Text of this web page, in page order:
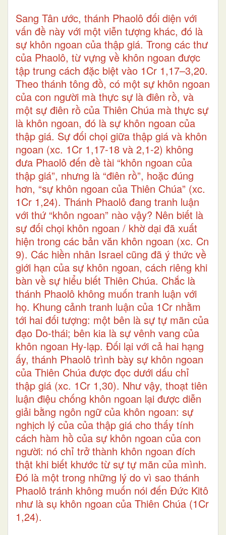
Sang Tân ước, thánh Phaolô đối diện với
vấn đề này với một viễn tượng khác, đó là
sự khôn ngoan của thập giá. Trong các thư
của Phaolô, từ vựng về khôn ngoan được
tập trung cách đặc biệt vào 1Cr 1,17–3,20.
Theo thánh tông đồ, có một sự khôn ngoan
của con người mà thực sự là điên rồ, và
một sự điên rồ của Thiên Chúa mà thực sự
là khôn ngoan, đó là sự khôn ngoan của
thập giá. Sự đối chọi giữa thập giá và khôn
ngoan (xc. 1Cr 1,17-18 và 2,1-2) không
đưa Phaolô đến đề tài “khôn ngoan của
thập giá”, nhưng là “điên rồ”, hoặc đúng
hơn, “sự khôn ngoan của Thiên Chúa” (xc.
1Cr 1,24). Thánh Phaolô đang tranh luận
với thứ “khôn ngoan” nào vậy? Nên biết là
sự đối chọi khôn ngoan / khờ dại đã xuất
hiện trong các bản văn khôn ngoan (xc. Cn
9). Các hiền nhân Israel cũng đã ý thức về
giới hạn của sự khôn ngoan, cách riêng khi
bàn về sự hiểu biết Thiên Chúa. Chắc là
thánh Phaolô không muốn tranh luận với
họ. Khung cảnh tranh luận của 1Cr nhằm
tới hai đối tượng: một bên là sự tự mãn của
đạo Do-thái; bên kia là sự vênh vang của
khôn ngoan Hy-lạp. Đối lại với cả hai hạng
ấy, thánh Phaolô trình bày sự khôn ngoan
của Thiên Chúa được đọc dưới dấu chỉ
thập giá (xc. 1Cr 1,30). Như vậy, thoạt tiên
luận điệu chống khôn ngoan lại được diễn
giải bằng ngôn ngữ của khôn ngoan: sự
nghịch lý của của thập giá cho thấy tính
cách hàm hồ của sự khôn ngoan của con
người: nó chỉ trở thành khôn ngoan đích
thật khi biết khước từ sự tự mãn của mình.
Đó là một trong những lý do vì sao thánh
Phaolô tránh không muốn nói đến Đức Kitô
như là sụ khôn ngoan của Thiên Chúa (1Cr
1,24).